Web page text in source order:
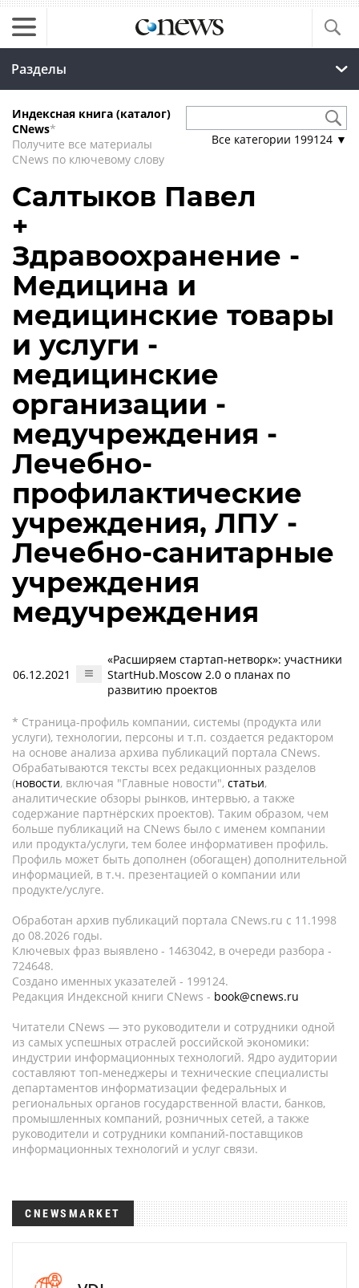
Разделы
Индексная книга (каталог)
CNews*
Получите все материалы
CNews по ключевому слову
Все категории 199124 ▼
Салтыков Павел
+
Здравоохранение -
Медицина и
медицинские товары
и услуги -
медицинские
организации -
медучреждения -
Лечебно-
профилактические
учреждения, ЛПУ -
Лечебно-санитарные
учреждения
медучреждения
06.12.2021
«Расширяем стартап-нетворк»: участники
StartHub.Moscow 2.0 о планах по
развитию проектов
* Страница-профиль компании, системы (продукта или
услуги), технологии, персоны и т.п. создается редактором
на основе анализа архива публикаций портала CNews.
Обрабатываются тексты всех редакционных разделов
(новости, включая "Главные новости", статьи,
аналитические обзоры рынков, интервью, а также
содержание партнёрских проектов). Таким образом, чем
больше публикаций на CNews было с именем компании
или продукта/услуги, тем более информативен профиль.
Профиль может быть дополнен (обогащен) дополнительной
информацией, в т.ч. презентацией о компании или
продукте/услуге.
Обработан архив публикаций портала CNews.ru c 11.1998
до 08.2026 годы.
Ключевых фраз выявлено - 1463042, в очереди разбора -
724648.
Создано именных указателей - 199124.
Редакция Индексной книги CNews - book@cnews.ru
Читатели CNews — это руководители и сотрудники одной
из самых успешных отраслей российской экономики:
индустрии информационных технологий. Ядро аудитории
составляют топ-менеджеры и технические специалисты
департаментов информатизации федеральных и
региональных органов государственной власти, банков,
промышленных компаний, розничных сетей, а также
руководители и сотрудники компаний-поставщиков
информационных технологий и услуг связи.
CNEWSMARKET